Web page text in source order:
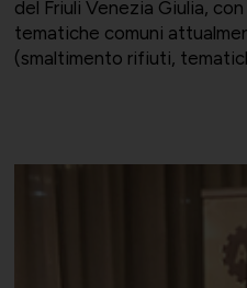
del Friuli Venezia Giulia,
tematiche comuni
(smaltimento rifiuti,